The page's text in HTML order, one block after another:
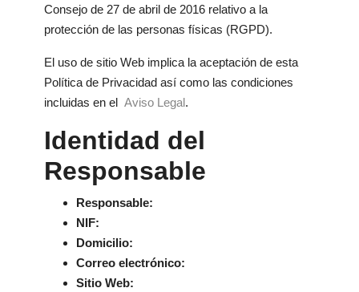
Consejo de 27 de abril de 2016 relativo a la
protección de las personas físicas (RGPD).
El uso de sitio Web implica la aceptación de esta
Política de Privacidad así como las condiciones
incluidas en el Aviso Legal.
Identidad del
Responsable
Responsable:
NIF:
Domicilio:
Correo electrónico:
Sitio Web: